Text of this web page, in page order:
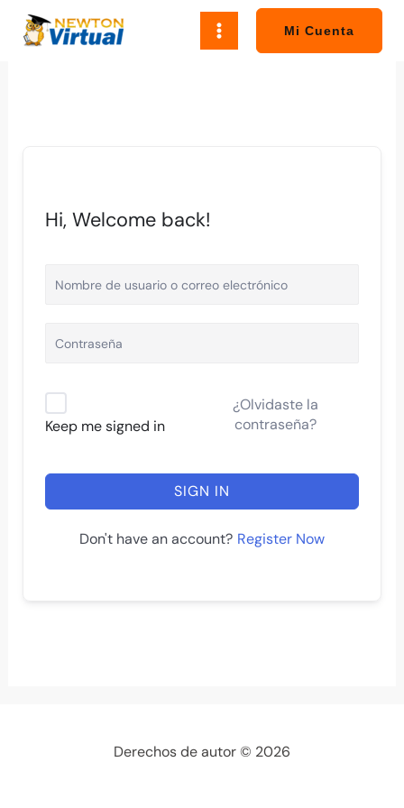
Mi Cuenta
Hi, Welcome back!
Keep me signed in
¿Olvidaste la
contraseña?
SIGN IN
Don't have an account? Register Now
Derechos de autor © 2026